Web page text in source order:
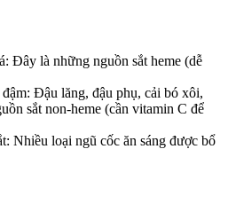
Đây là những nguồn sắt heme (dễ
Đậu lăng, đậu phụ, cải bó xôi,
sắt non-heme (cần vitamin C để
Nhiều loại ngũ cốc ăn sáng được bổ